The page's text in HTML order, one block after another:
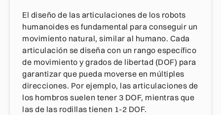
El diseño de las articulaciones de los robots
humanoides es fundamental para conseguir un
movimiento natural, similar al humano. Cada
articulación se diseña con un rango específico
de movimiento y grados de libertad (DOF) para
garantizar que pueda moverse en múltiples
direcciones. Por ejemplo, las articulaciones de
los hombros suelen tener 3 DOF, mientras que
las de las rodillas tienen 1-2 DOF.